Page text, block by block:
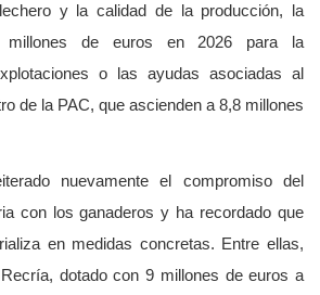
y la calidad de la producción, la
millones de euros en 2026 para la
o las ayudas asociadas al
de la PAC, que ascienden a 8,8 millones
nuevamente el compromiso del
con los ganaderos y ha recordado que
en medidas concretas. Entre ellas,
dotado con 9 millones de euros a